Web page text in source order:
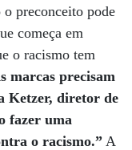
o preconceito pode
começa em
o racismo tem
marcas precisam
Ketzer, diretor de
fazer uma
o racismo.” A